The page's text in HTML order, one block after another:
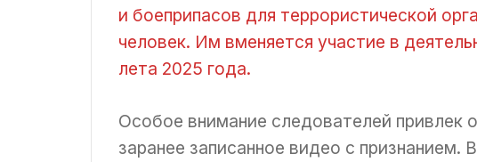
и боеприпасов для террористической
человек. Им вменяется участие в
лета 2025 года.
Особое внимание следователей привлек
заранее записанное видео с